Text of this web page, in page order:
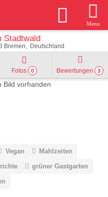
Menu
Stadtwald
Bremen Deutschland
Fotos 0 Bewertungen 3
Vegan
Mahlzeiten
grüner Gastgarten